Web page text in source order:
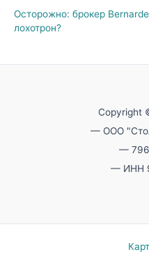
Осторожно: брокер
лохотрон?
Copyright
— ООО
—
— ИНН